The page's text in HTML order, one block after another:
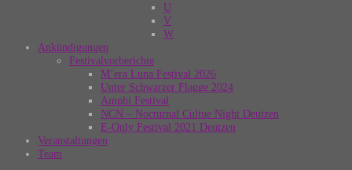
U
V
W
Ankündigungen
Festivalvorberichte
M’era Luna Festival 2026
Unter Schwarzer Flagge 2024
Amphi Festival
NCN – Nocturnal Cultue Night Deutzen
E-Only Festival 2021 Deutzen
Veranstaltungen
Team